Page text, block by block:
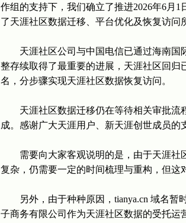
作组的支持下，我们确立了推进2026年6月
了天涯社区数据迁移、平台优化及恢复访问
天涯社区公司与中国电信已通过海南国
整存续取得了最重要的进展，天涯社区回归
名，分步骤实现天涯社区数据恢复访问。
天涯社区数据迁移仍在等待相关审批流
成。感谢广大天涯用户、新天涯创世成员
需要向大家客观说明的是，由于天涯社
复杂，仍需要一定的时间梳理与重构，但这
另外，由于种种原因，tianya.cn 域名暂
子商务有限公司作为天涯社区数据的受托运